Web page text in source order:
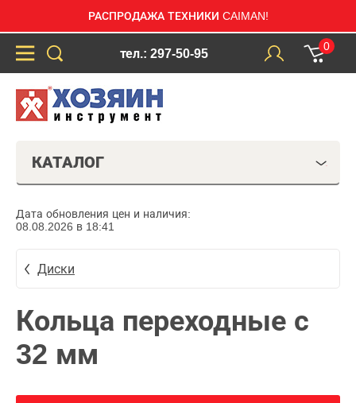
РАСПРОДАЖА ТЕХНИКИ CAIMAN!
тел.: 297-50-95
0
КАТАЛОГ
Дата обновления цен и наличия:
08.08.2026 в 18:41
Диски
Кольца переходные с
32 мм